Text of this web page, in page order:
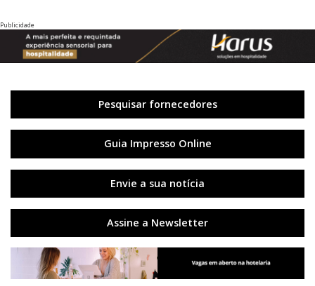
Publicidade
Pesquisar fornecedores
Guia Impresso Online
Envie a sua notícia
Assine a Newsletter